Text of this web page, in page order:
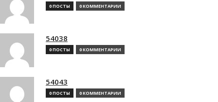
0 ПОСТЫ 0 КОММЕНТАРИИ
54038
0 ПОСТЫ 0 КОММЕНТАРИИ
54043
0 ПОСТЫ 0 КОММЕНТАРИИ